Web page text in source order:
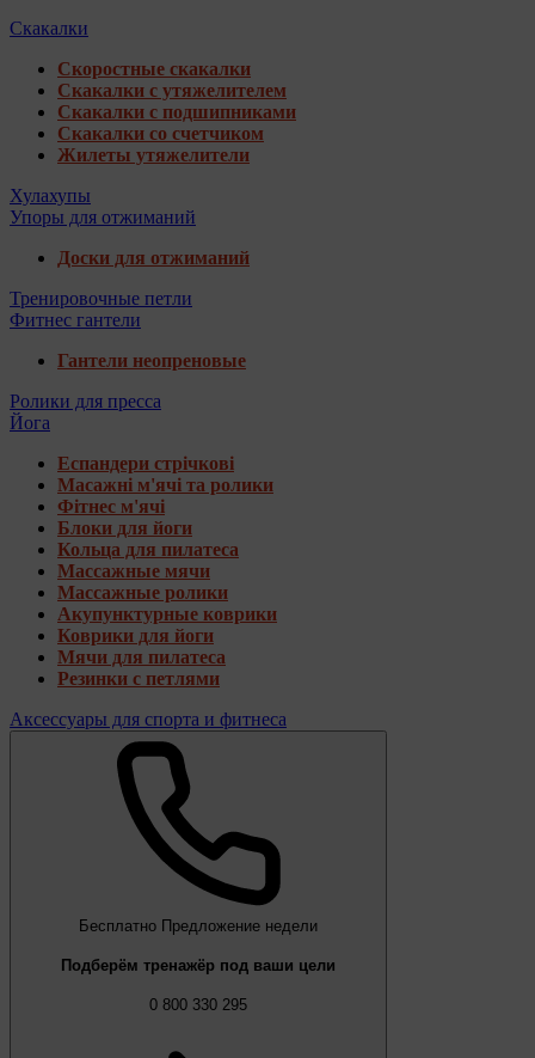
Скакалки
Скоростные скакалки
Скакалки с утяжелителем
Скакалки с подшипниками
Скакалки со счетчиком
Жилеты утяжелители
Хулахупы
Упоры для отжиманий
Доски для отжиманий
Тренировочные петли
Фитнес гантели
Гантели неопреновые
Ролики для пресса
Йога
Еспандери стрічкові
Масажні м'ячі та ролики
Фітнес м'ячі
Блоки для йоги
Кольца для пилатеса
Массажные мячи
Массажные ролики
Акупунктурные коврики
Коврики для йоги
Мячи для пилатеса
Резинки с петлями
Аксессуары для спорта и фитнеса
Бесплатно Предложение недели
Подберём тренажёр под ваши цели
0 800 330 295